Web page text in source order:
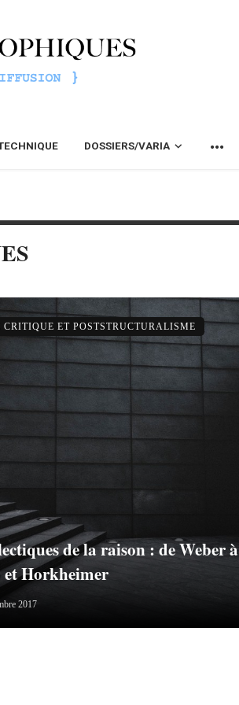
DOSSIERS/VARIA
de la raison : de Weber à
Horkheimer
2017
CRITIQUE ET POSTSTRUCTURALISME